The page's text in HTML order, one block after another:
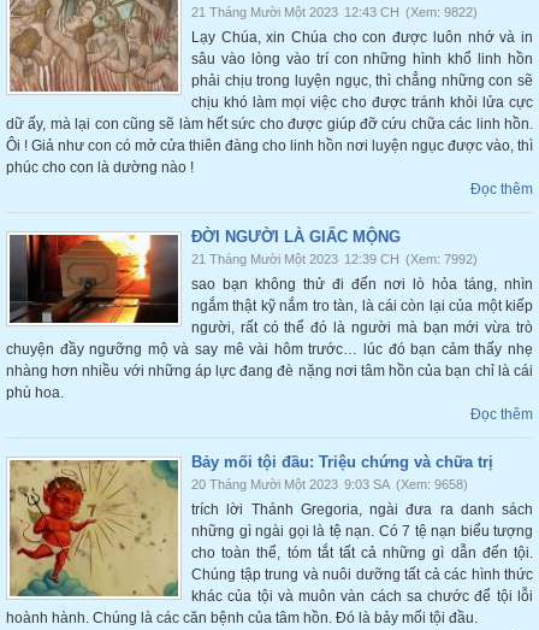
21 Tháng Mười Một 2023 12:43 CH (Xem: 9822)
Lạy Chúa, xin Chúa cho con được luôn nhớ và in
sâu vào lòng vào trí con những hình khổ linh hồn
phải chịu trong luyện ngục, thì chẳng những con sẽ
chịu khó làm mọi việc cho được tránh khỏi lửa cực
dữ ấy, mà lại con cũng sẽ làm hết sức cho được giúp đỡ cứu chữa các linh hồn.
Ôi ! Giả như con có mở cửa thiên đàng cho linh hồn nơi luyện ngục được vào, thì
phúc cho con là dường nào !
Đọc thêm
ĐỜI NGƯỜI LÀ GIẤC MỘNG
21 Tháng Mười Một 2023 12:39 CH (Xem: 7992)
sao bạn không thử đi đến nơi lò hỏa táng, nhìn
ngắm thật kỹ nắm tro tàn, là cái còn lại của một kiếp
người, rất có thể đó là người mà bạn mới vừa trò
chuyện đầy ngưỡng mộ và say mê vài hôm trước… lúc đó bạn cảm thấy nhẹ
nhàng hơn nhiều với những áp lực đang đè nặng nơi tâm hồn của bạn chỉ là cái
phù hoa.
Đọc thêm
Bảy mối tội đầu: Triệu chứng và chữa trị
20 Tháng Mười Một 2023 9:03 SA (Xem: 9658)
trích lời Thánh Gregoria, ngài đưa ra danh sách
những gì ngài gọi là tệ nạn. Có 7 tệ nạn biểu tượng
cho toàn thể, tóm tắt tất cả những gì dẫn đến tội.
Chúng tập trung và nuôi dưỡng tất cả các hình thức
khác của tội và muôn vàn cách sa chước để tội lỗi
hoành hành. Chúng là các căn bệnh của tâm hồn. Đó là bảy mối tội đầu.